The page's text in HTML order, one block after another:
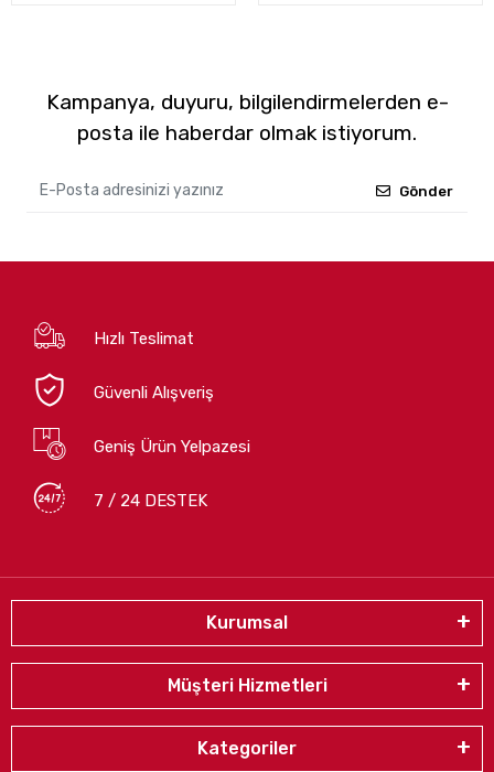
Kampanya, duyuru, bilgilendirmelerden e-
posta ile haberdar olmak istiyorum.
Gönder
Hızlı Teslimat
Güvenli Alışveriş
Geniş Ürün Yelpazesi
7 / 24 DESTEK
Kurumsal
Müşteri Hizmetleri
Kategoriler